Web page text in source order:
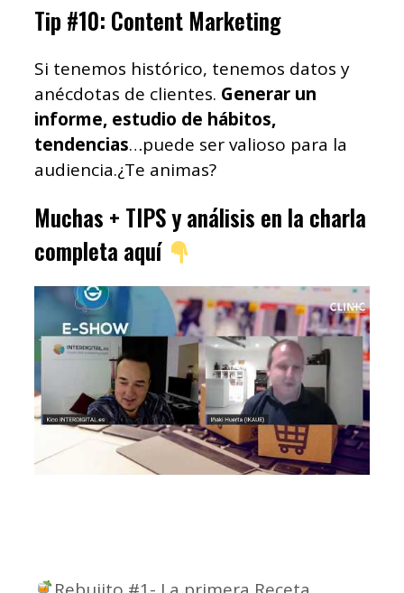
Tip #10: Content Marketing
Si tenemos histórico, tenemos datos y
anécdotas de clientes. Generar un
informe, estudio de hábitos,
tendencias…puede ser valioso para la
audiencia.¿Te animas?
Muchas + TIPS y análisis en la charla
completa aquí